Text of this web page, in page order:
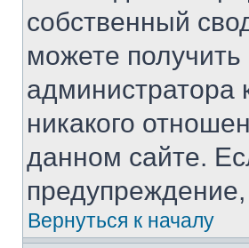
собственный
можете
администратора
никакого
данном сайте.
Вернуться к началу